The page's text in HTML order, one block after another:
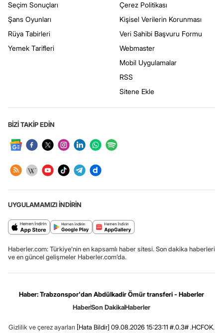
Seçim Sonuçları
Şans Oyunları
Rüya Tabirleri
Yemek Tarifleri
Çerez Politikası
Kişisel Verilerin Korunması
Veri Sahibi Başvuru Formu
Webmaster
Mobil Uygulamalar
RSS
Sitene Ekle
BİZİ TAKİP EDİN
UYGULAMAMIZI İNDİRİN
Haberler.com: Türkiye’nin en kapsamlı haber sitesi. Son dakika haberleri
ve en güncel gelişmeler Haberler.com’da.
Haber: Trabzonspor'dan Abdülkadir Ömür transferi - Haberler
HaberSon DakikaHaberler
Gizlilik ve çerez ayarları [Hata Bildir] 09.08.2026 15:23:11 #.0.3# .HCFOK.